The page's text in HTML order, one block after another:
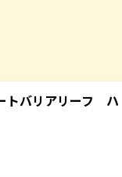
トバリアリーフ ハ